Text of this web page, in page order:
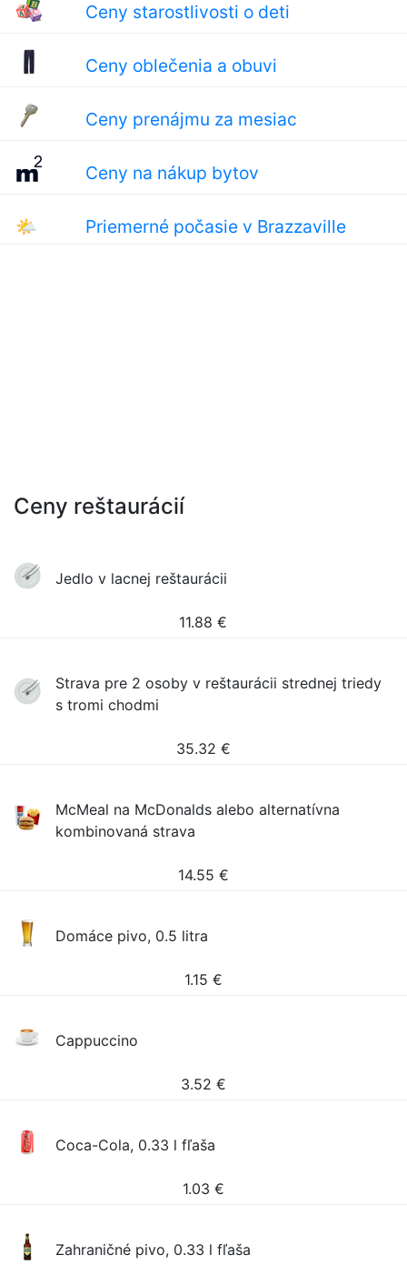
Ceny starostlivosti o deti
Ceny oblečenia a obuvi
Ceny prenájmu za mesiac
Ceny na nákup bytov
🌤 Priemerné počasie v Brazzaville
Ceny reštaurácií
Jedlo v lacnej reštaurácii
11.88 €
Strava pre 2 osoby v reštaurácii strednej triedy
s tromi chodmi
35.32 €
McMeal na McDonalds alebo alternatívna
kombinovaná strava
14.55 €
Domáce pivo, 0.5 litra
1.15 €
Cappuccino
3.52 €
Coca-Cola, 0.33 l fľaša
1.03 €
Zahraničné pivo, 0.33 l fľaša